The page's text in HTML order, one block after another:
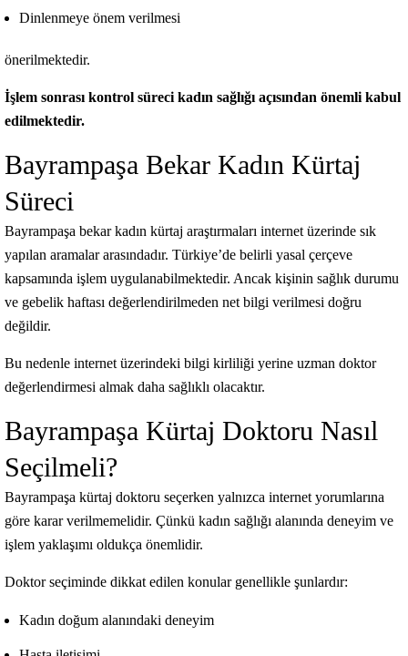
Dinlenmeye önem verilmesi
önerilmektedir.
İşlem sonrası kontrol süreci kadın sağlığı açısından önemli kabul
edilmektedir.
Bayrampaşa Bekar Kadın Kürtaj
Süreci
Bayrampaşa bekar kadın kürtaj araştırmaları internet üzerinde sık
yapılan aramalar arasındadır. Türkiye’de belirli yasal çerçeve
kapsamında işlem uygulanabilmektedir. Ancak kişinin sağlık durumu
ve gebelik haftası değerlendirilmeden net bilgi verilmesi doğru
değildir.
Bu nedenle internet üzerindeki bilgi kirliliği yerine uzman doktor
değerlendirmesi almak daha sağlıklı olacaktır.
Bayrampaşa Kürtaj Doktoru Nasıl
Seçilmeli?
Bayrampaşa kürtaj doktoru seçerken yalnızca internet yorumlarına
göre karar verilmemelidir. Çünkü kadın sağlığı alanında deneyim ve
işlem yaklaşımı oldukça önemlidir.
Doktor seçiminde dikkat edilen konular genellikle şunlardır:
Kadın doğum alanındaki deneyim